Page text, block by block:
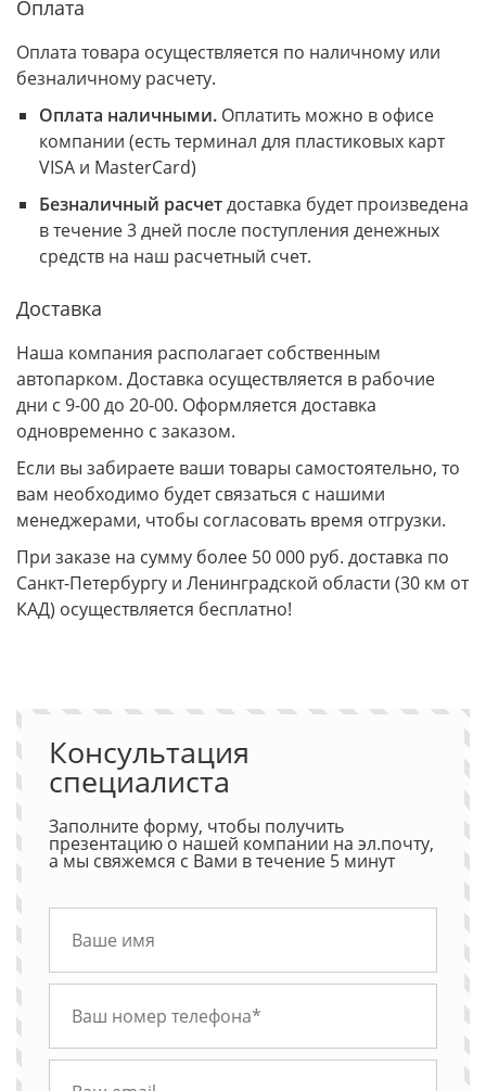
Оплата
Оплата товара осуществляется по наличному или
безналичному расчету.
Оплата наличными. Оплатить можно в офисе
компании (есть терминал для пластиковых карт
VISA и MasterCard)
Безналичный расчетдоставка будет произведена
в течение 3 дней после поступления денежных
средств на наш расчетный счет.
Доставка
Наша компания располагает собственным
автопарком. Доставка осуществляется в рабочие
дни с 9-00 до 20-00. Оформляется доставка
одновременно с заказом.
Если вы забираете ваши товары самостоятельно, то
вам необходимо будет связаться с нашими
менеджерами, чтобы согласовать время отгрузки.
При заказе на сумму более 50 000 руб. доставка по
Санкт-Петербургу и Ленинградской области (30 км от
КАД) осуществляется бесплатно!
Консультация
специалиста
Заполните форму, чтобы получить
презентацию о нашей компании на эл.почту,
а мы свяжемся с Вами в течение 5 минут